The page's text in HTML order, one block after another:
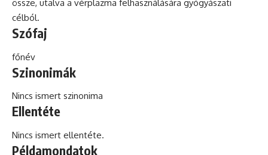
össze, utalva a vérplazma felhasználására gyógyászati
célból.
Szófaj
főnév
Szinonimák
Nincs ismert szinonima
Ellentéte
Nincs ismert ellentéte.
Példamondatok